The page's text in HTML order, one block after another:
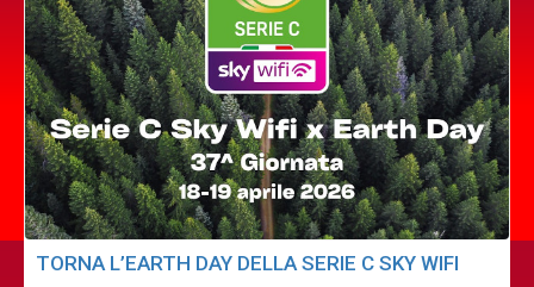
TORNA L’EARTH DAY DELLA SERIE C SKY WIFI